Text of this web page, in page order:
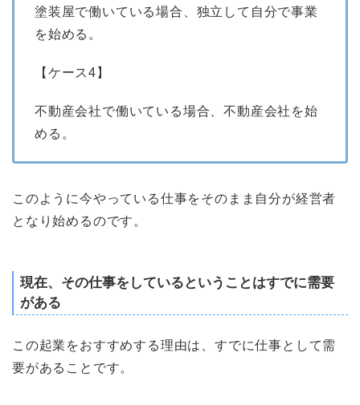
塗装屋で働いている場合、独立して自分で事業
を始める。
【ケース4】
不動産会社で働いている場合、不動産会社を始
める。
このように今やっている仕事をそのまま自分が経営者
となり始めるのです。
現在、その仕事をしているということはすでに需要
がある
この起業をおすすめする理由は、すでに仕事として需
要があることです。